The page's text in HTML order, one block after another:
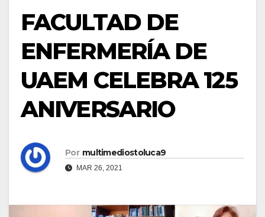
FACULTAD DE
ENFERMERÍA DE
UAEM CELEBRA 125
ANIVERSARIO
Por multimediostoluca9
MAR 26, 2021